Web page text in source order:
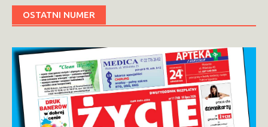
OSTATNI NUMER